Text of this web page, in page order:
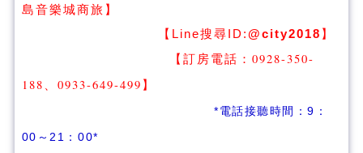
島音樂城商旅 】
【Line搜尋ID:@city2018 】
【訂房電話：0928-350-
188、0933-649-499 】
*電話接聽時間：9：
00～21：00*